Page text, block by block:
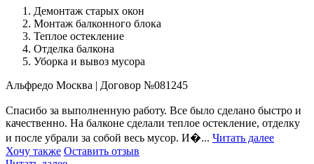
Демонтаж старых окон
Монтаж балконного блока
Теплое остекление
Отделка балкона
Уборка и вывоз мусора
Альфредо Москва | Договор №081245
Спасибо за выполненную работу. Все было сделано быстро и
качественно. На балконе сделали теплое остекление, отделку
и после убрали за собой весь мусор. И�... Читать далее
Хочу также Оставить отзыв